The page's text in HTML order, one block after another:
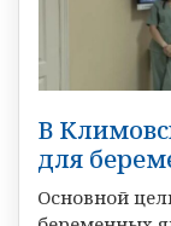
В
для
Основной